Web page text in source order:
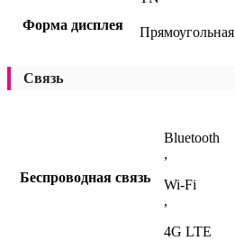
Форма дисплея
Прямоугольная
Связь
Беспроводная связь
Bluetooth
,
Wi-Fi
,
4G LTE